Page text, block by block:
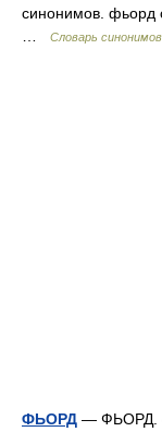
синонимов. фьорд
Словарь синонимов
ФЬОРД — ФЬОРД.